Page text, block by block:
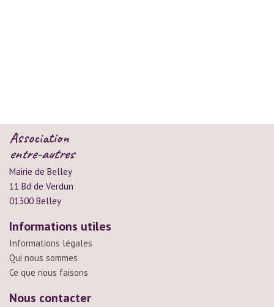
Association
entre-autres
Mairie de Belley
11 Bd de Verdun
01300 Belley
Informations utiles
Informations légales
Qui nous sommes
Ce que nous faisons
Nous contacter